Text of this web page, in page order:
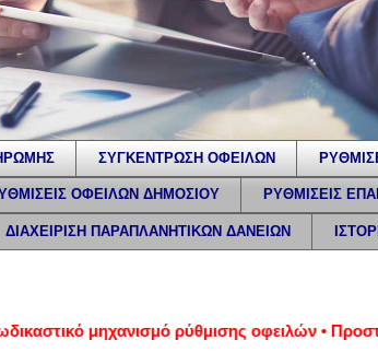
ΣΥΓΚΕΝΤΡΩΣΗ ΟΦΕΙΛΩΝ
ΟΦΕΙΛΩΝ ΔΗΜΟΣΙΟΥ ΡΥΘΜΙΣΕΙΣ
ΔΙΑΧΕΙΡΙΣΗ ΠΑΡΑΠΛΑΝΗΤΙΚΩΝ ΔΑΝΕΙΩΝ
μηχανισμό ρύθμισης οφειλών •